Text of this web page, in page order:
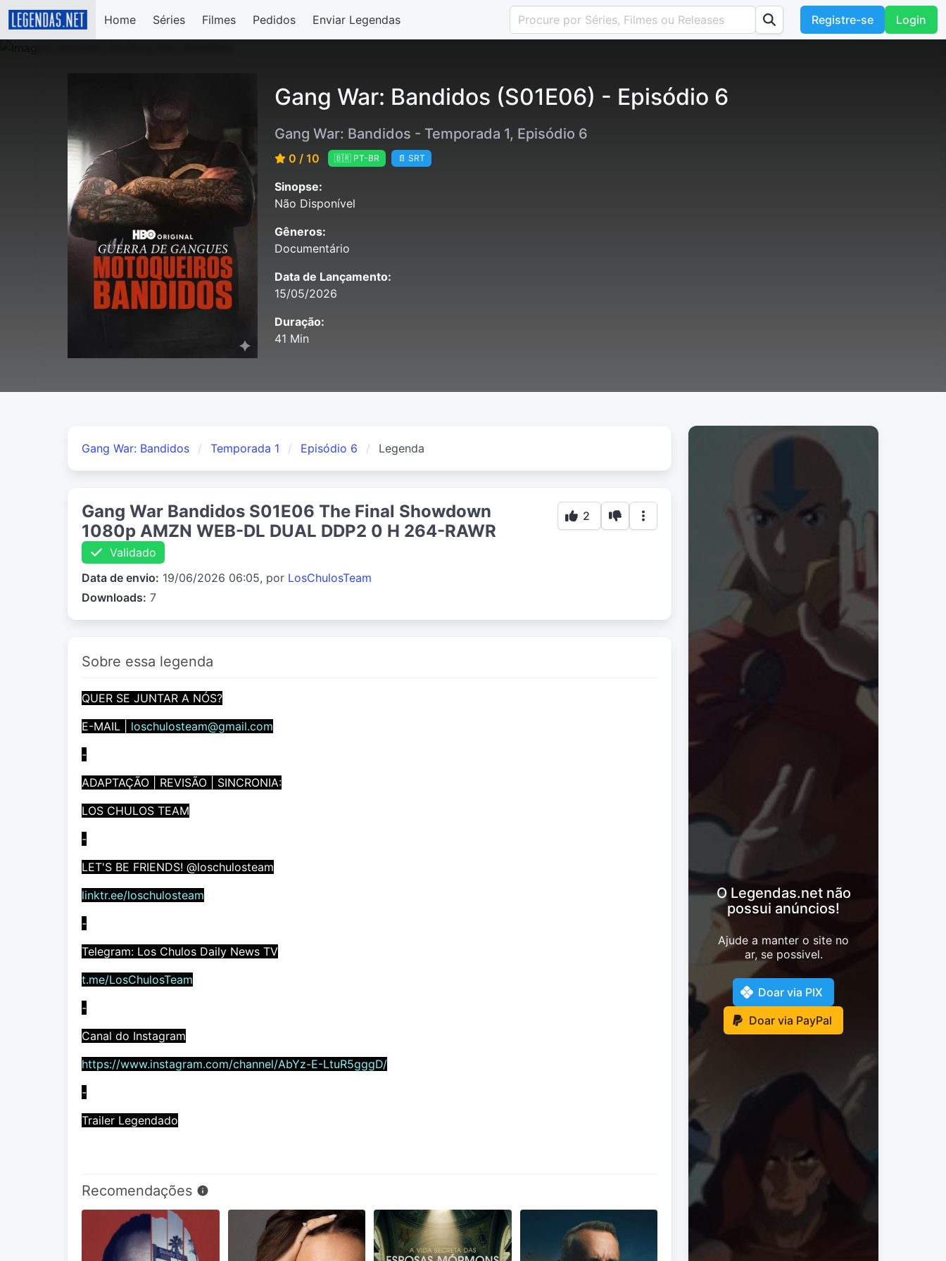
Home Séries Filmes Pedidos Enviar Legendas Registre-se Login
Gang War: Bandidos (S01E06) - Episódio 6
Gang War: Bandidos - Temporada 1, Episódio 6
0 / 10 🇧🇷 PT-BR 📄 SRT
Sinopse:
Não Disponível
Gêneros:
Documentário
Data de Lançamento:
15/05/2026
Duração:
41 Min
Gang War: Bandidos Temporada 1 Episódio 6 Legenda
Gang War Bandidos S01E06 The Final Showdown
1080p AMZN WEB-DL DUAL DDP2 0 H 264-RAWR
Validado
Data de envio: 19/06/2026 06:05, por LosChulosTeam
Downloads: 7
2
Sobre essa legenda
QUER SE JUNTAR A NÓS?
E-MAIL | loschulosteam@gmail.com
-
ADAPTAÇÃO | REVISÃO | SINCRONIA:
LOS CHULOS TEAM
-
LET'S BE FRIENDS! @loschulosteam
linktr.ee/loschulosteam
-
Telegram: Los Chulos Daily News TV
t.me/LosChulosTeam
-
Canal do Instagram
https://www.instagram.com/channel/AbYz-E-LtuR5gggD/
-
Trailer Legendado
Recomendações
O Legendas.net não
possui anúncios!
Ajude a manter o site no
ar, se possivel.
Doar via PIX
Doar via PayPal